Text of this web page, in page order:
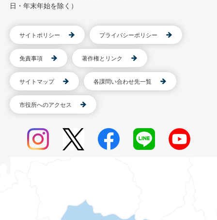
日・年末年始を除く）
サイトポリシー プライバシーポリシー
免責事項 著作権とリンク
サイトマップ 各課問い合わせ先一覧
市役所へのアクセス